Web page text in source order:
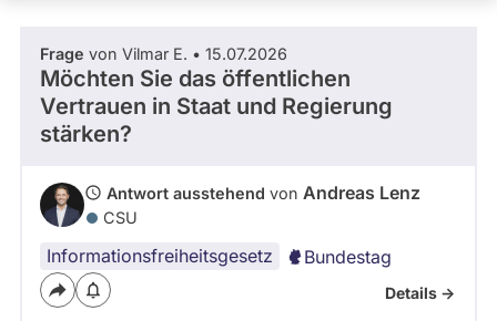
Spenden
gestellt
wurden.
Solche
aus
vergangenen
Mandaten
werden
nicht
berücksichtigt.
Frage von Vilmar E. • 15.07.2026
Möchten Sie das öffentlichen
Vertrauen in Staat und Regierung
stärken?
Antwort ausstehend von Andreas Lenz
CSU
Informationsfreiheitsgesetz Bundestag
Details ->